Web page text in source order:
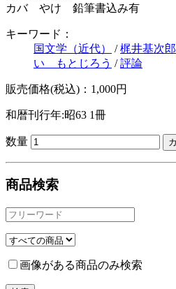
カバ やけ 鉛筆書込み有
キーワード：
国文学（近代）
/梶井基次郎
い もとじろう /評論
販売価格(税込)：1,000円
和暦刊行年:昭63 1冊
数量
商品検索
画像がある商品のみ検索